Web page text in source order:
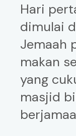
Hari
dimulai
Jemaah
makan
yang
masjid